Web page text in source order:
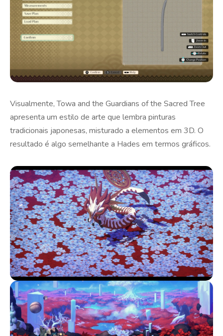
Visualmente, Towa and the Guardians of the Sacred Tree
apresenta um estilo de arte que lembra pinturas
tradicionais japonesas, misturado a elementos em 3D. O
resultado é algo semelhante a Hades em termos gráficos.